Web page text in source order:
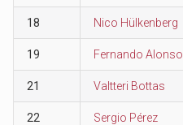
18 Nico Hülkenberg
19 Fernando Alonso
21 Valtteri Bottas
22 Sergio Pérez